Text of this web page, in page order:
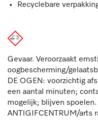
Recyclebare
Gevaar. Veroorzaakt
oogbescherming/
DE OGEN: voorzichtig
een aantal minuten;
mogelijk; blijven
ANTIGIFCENTRUM/arts